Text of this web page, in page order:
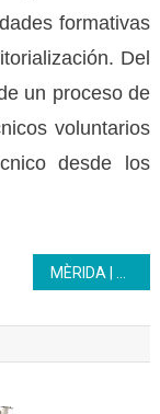
formativas
Del
un proceso de
voluntarios
desde los